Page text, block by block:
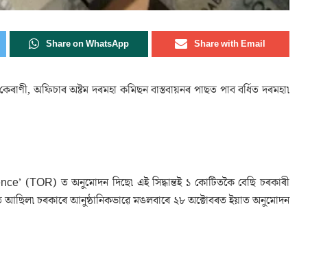
Share on WhatsApp Share with Email
অফিচাৰ অষ্টম দৰমহা কমিছন বাস্তবায়নৰ পাছত পাব বৰ্ধিত দৰমহা৷
(TOR) ত অনুমোদন দিছে৷ এই সিদ্ধান্তই ১ কোটিতকৈ বেছি চৰকাৰী
আছিল৷ চৰকাৰে আনুষ্ঠানিকভাৱে মঙলবাৰে ২৮ অক্টোবৰত ইয়াত অনুমোদন